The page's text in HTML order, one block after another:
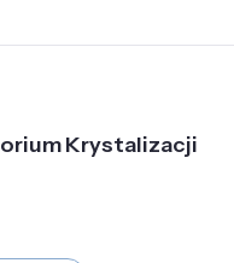
Krystalizacji